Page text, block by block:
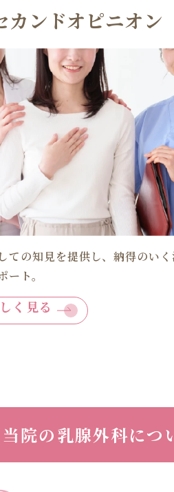
カンドオピニオン
ての知見を提供し、納得のい
ート。
く見る
当院の乳腺外科につ